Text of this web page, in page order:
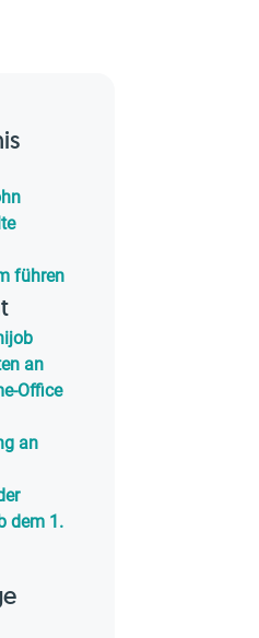
führen
an
Office
an
dem 1.